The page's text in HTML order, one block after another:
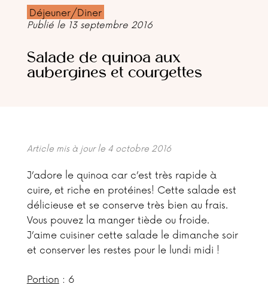
Déjeuner/Diner
Publié le 13 septembre 2016
Salade de quinoa aux
aubergines et courgettes
Article mis à jour le 4 octobre 2016
J’adore le quinoa car c’est très rapide à
cuire, et riche en protéines! Cette salade est
délicieuse et se conserve très bien au frais.
Vous pouvez la manger tiède ou froide.
J’aime cuisiner cette salade le dimanche soir
et conserver les restes pour le lundi midi !
Portion : 6